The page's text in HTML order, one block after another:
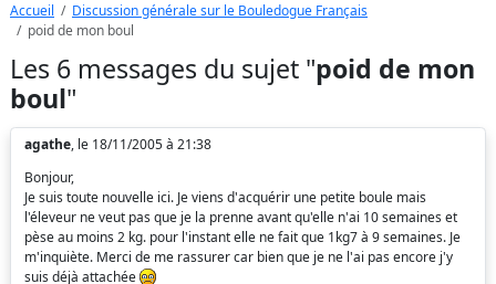
Accueil
Discussion générale sur le Bouledogue Français
poid de mon boul
Les 6 messages du sujet "poid de mon
boul"
agathe, le 18/11/2005 à 21:38
Bonjour,
Je suis toute nouvelle ici. Je viens d'acquérir une petite boule mais
l'éleveur ne veut pas que je la prenne avant qu'elle n'ai 10 semaines et
pèse au moins 2 kg. pour l'instant elle ne fait que 1kg7 à 9 semaines. Je
m'inquiète. Merci de me rassurer car bien que je ne l'ai pas encore j'y
suis déjà attachée